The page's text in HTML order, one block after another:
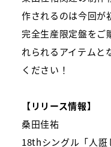
作されるのは今回が
完全生産限定盤をご
れられるアイテムと
ください！
【リリース情報】
桑田佳祐
18thシングル「人誑